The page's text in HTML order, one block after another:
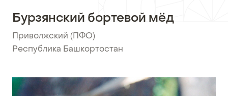
Бурзянский бортевой мёд
Приволжский (ПФО)
•Республика Башкортостан